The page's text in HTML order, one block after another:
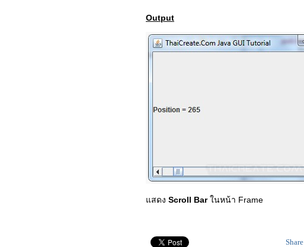
Output
แสดง Scroll Barในหน้า Frame
Share